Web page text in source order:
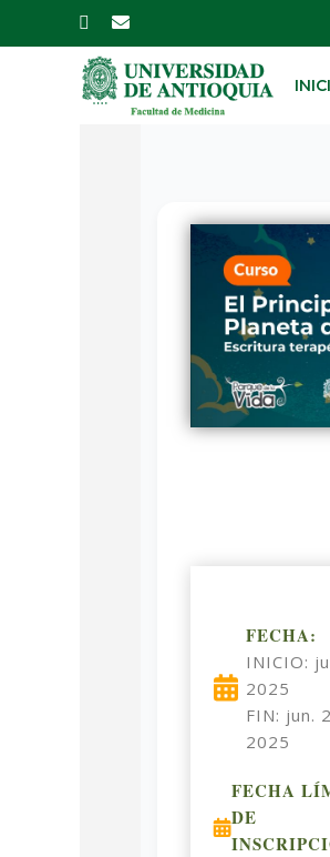
to
FECHA:
INICIO:
2025
FIN: jun.
2025
FECHA
DE